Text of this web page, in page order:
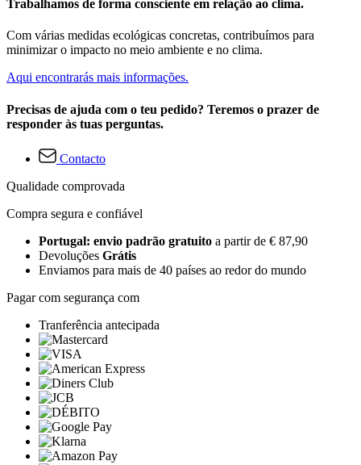
Trabalhamos de forma consciente em relação ao clima.
Com várias medidas ecológicas concretas, contribuímos para
minimizar o impacto no meio ambiente e no clima.
Aqui encontrarás mais informações.
Precisas de ajuda com o teu pedido? Teremos o prazer de
responder às tuas perguntas.
Contacto
Qualidade comprovada
Compra segura e confiável
Portugal: envio padrão gratuito a partir de € 87,90
Devoluções Grátis
Enviamos para mais de 40 países ao redor do mundo
Pagar com segurança com
Tranferência antecipada